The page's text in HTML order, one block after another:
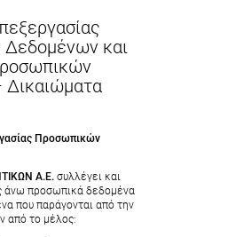
και
Προσωπικών
Α.Ε. συλλέγει και
άνω προσωπικά δεδομένα
που παράγονται από την
από το μέλος: